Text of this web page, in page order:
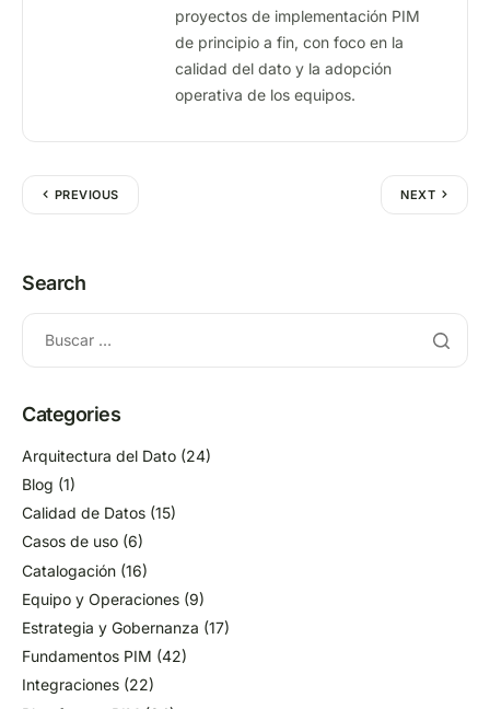
proyectos de implementación PIM
de principio a fin, con foco en la
calidad del dato y la adopción
operativa de los equipos.
PREVIOUS NEXT
Search
Categories
Arquitectura del Dato (24)
Blog (1)
Calidad de Datos (15)
Casos de uso (6)
Catalogación (16)
Equipo y Operaciones (9)
Estrategia y Gobernanza (17)
Fundamentos PIM (42)
Integraciones (22)